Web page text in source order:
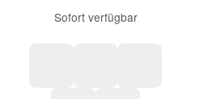
Sofort verfügbar